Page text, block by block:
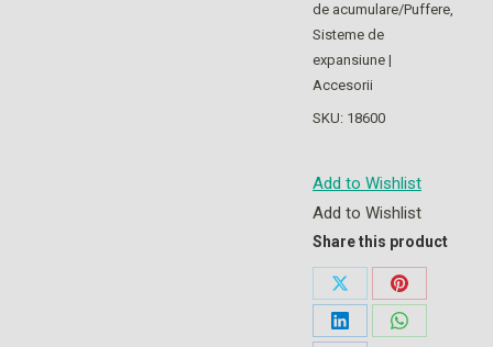
de acumulare/Puffere,
Sisteme de
expansiune |
Accesorii
SKU: 18600
Add to Wishlist
Add to Wishlist
Share this product
Share
on
Share
on
Share
Share